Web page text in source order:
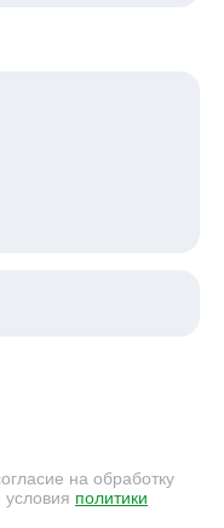
на обработку
политики